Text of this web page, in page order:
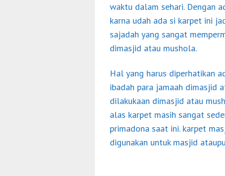
waktu dalam sehari. Dengan
karna udah ada si karpet ini
sajadah yang sangat
dimasjid atau mushola.
Hal yang harus diperhatikan
ibadah para jamaah dimasjid
dilakukaan dimasjid atau
alas karpet masih sangat
primadona saat ini. karpet
digunakan untuk masjid